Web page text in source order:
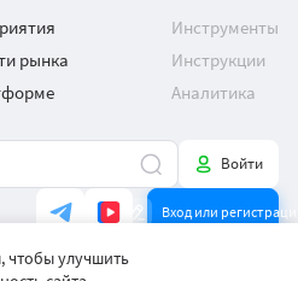
рынка
Инструменты
Инструкции
Аналитика
Войти
Вход или
Загрузить в
Store
чтобы улучшить